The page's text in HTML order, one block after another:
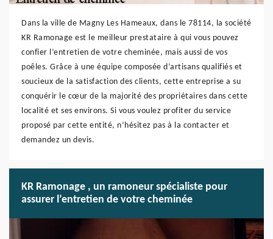
Dans la ville de Magny Les Hameaux, dans le 78114, la société
KR Ramonage est le meilleur prestataire à qui vous pouvez
confier l’entretien de votre cheminée, mais aussi de vos
poêles. Grâce à une équipe composée d’artisans qualifiés et
soucieux de la satisfaction des clients, cette entreprise a su
conquérir le cœur de la majorité des propriétaires dans cette
localité et ses environs. Si vous voulez profiter du service
proposé par cette entité, n’hésitez pas à la contacter et
demandez un devis.
KR Ramonage , un ramoneur spécialiste pour
assurer l’entretien de votre cheminée